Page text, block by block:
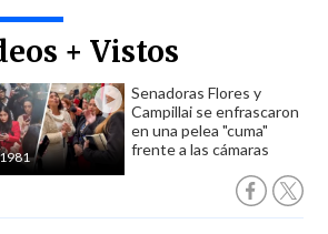
+ Vistos
1981
Senadoras Flores y
Campillai se enfrascaron
en una pelea "cuma"
frente a las cámaras